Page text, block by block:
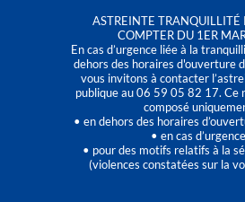
ASTREINTE TRANQUILLITÉ
COMPTER DU 1ER
En cas d’urgence liée à la
dehors des horaires d'ouverture
vous invitons à contacter
publique au 06 59 05 82 17. Ce
composé
• en dehors des horaires
• en cas
• pour des motifs relatifs à la
(violences constatées sur la